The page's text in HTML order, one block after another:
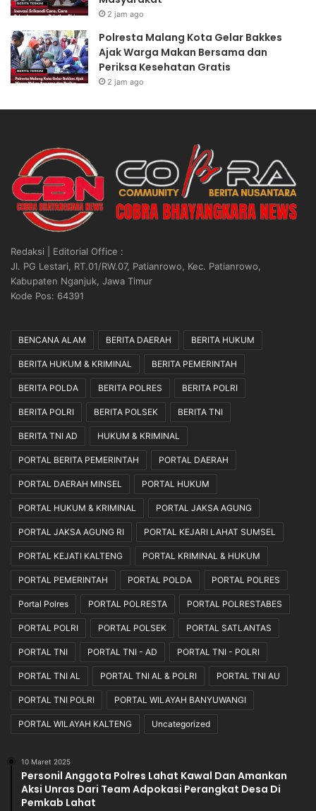
2 jam ago
Polresta Malang Kota Gelar Bakkes
Ajak Warga Makan Bersama dan
Periksa Kesehatan Gratis
2 jam ago
Redaksi | Editorial Office :
Jl. PG Lestari, RT.01/RW.07, Patianrowo, Kec. Patianrowo,
Kabupaten Nganjuk, Jawa Timur
Kode Pos: 64391
BENCANA ALAM BERITA DAERAH BERITA HUKUM
BERITA HUKUM & KRIMINAL BERITA PEMERINTAH
BERITA POLDA BERITA POLRES BERITA POLRI
BERITA POLRI BERITA POLSEK BERITA TNI
BERITA TNI AD HUKUM & KRIMINAL
PORTAL BERITA PEMERINTAH PORTAL DAERAH
PORTAL DAERAH MINSEL PORTAL HUKUM
PORTAL HUKUM & KRIMINAL PORTAL JAKSA AGUNG
PORTAL JAKSA AGUNG RI PORTAL KEJARI LAHAT SUMSEL
PORTAL KEJATI KALTENG PORTAL KRIMINAL & HUKUM
PORTAL PEMERINTAH PORTAL POLDA PORTAL POLRES
Portal Polres PORTAL POLRESTA PORTAL POLRESTABES
PORTAL POLRI PORTAL POLSEK PORTAL SATLANTAS
PORTAL TNI PORTAL TNI - AD PORTAL TNI - POLRI
PORTAL TNI AL PORTAL TNI AL & POLRI PORTAL TNI AU
PORTAL TNI POLRI PORTAL WILAYAH BANYUWANGI
PORTAL WILAYAH KALTENG Uncategorized
10 Maret 2025
Personil Anggota Polres Lahat Kawal Dan Amankan
Aksi Unras Dari Team Adpokasi Perangkat Desa Di
Pemkab Lahat